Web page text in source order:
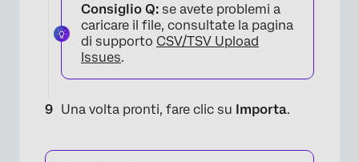
Consiglio Q: se avete problemi a
caricare il file, consultate la pagina
di supporto CSV/TSV Upload
Issues.
Una volta pronti, fare clic su Importa.